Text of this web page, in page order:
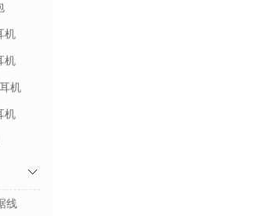
机
机
机
机
线